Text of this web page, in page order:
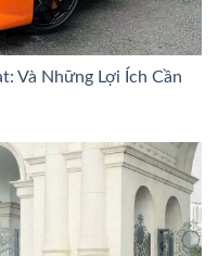
Và Những Lợi Ích Cần